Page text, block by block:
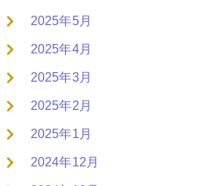
2025年5月
2025年4月
2025年3月
2025年2月
2025年1月
2024年12月